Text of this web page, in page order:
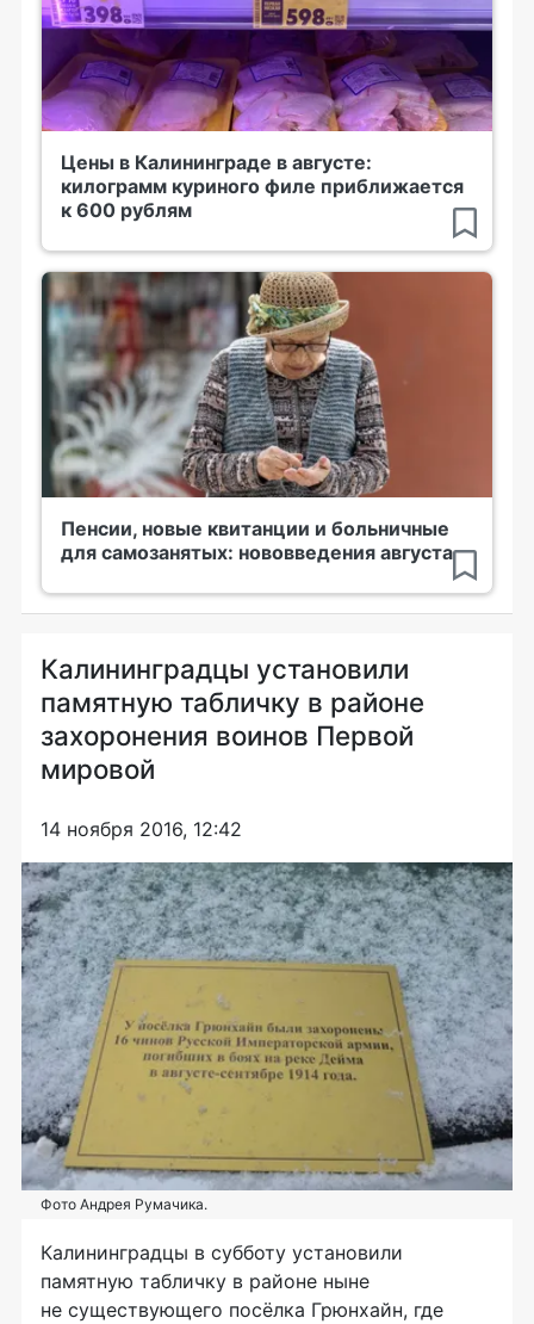
Цены в Калининграде в августе:
килограмм куриного филе приближается
к 600 рублям
Пенсии, новые квитанции и больничные
для самозанятых: нововведения августа
Калининградцы установили
памятную табличку в районе
захоронения воинов Первой
мировой
14 ноября 2016, 12:42
Фото Андрея Румачика.
Калининградцы в субботу установили
памятную табличку в районе ныне
не существующего посёлка Грюнхайн, где